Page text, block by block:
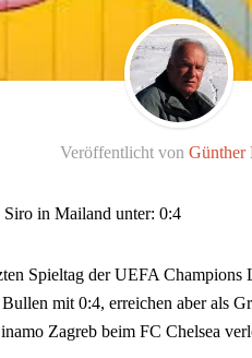
Veröffentlicht von Günther
in Mailand unter: 0:4
Spieltag der UEFA Champions
mit 0:4, erreichen aber als
Zagreb beim FC Chelsea